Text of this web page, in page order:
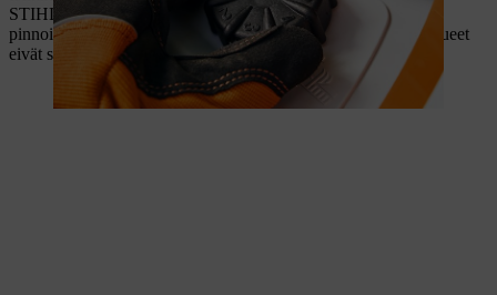
STIHL iMOW® pystyy leikkaamaan jopa 45 %:n kaltevilla
pinnoilla vaivattomasti säätämällä leikkuunopeutta. Mäkiset alueet
eivät siis ole ongelma robottiruohonleikkurille.